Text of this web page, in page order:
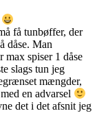
få tunbøffer, der
dåse. Man
max spiser 1 dåse
slags tun jeg
mængder,
en advarsel
det i det afsnit jeg